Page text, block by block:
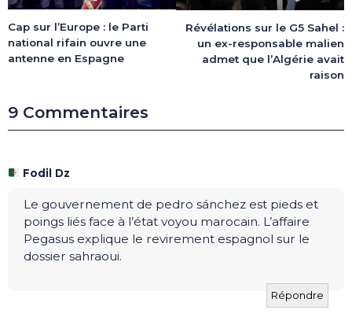
Cap sur l’Europe : le Parti
national rifain ouvre une
antenne en Espagne
Révélations sur le G5 Sahel :
un ex-responsable malien
admet que l’Algérie avait
raison
9 Commentaires
Fodil Dz
Le gouvernement de pedro sánchez est pieds et
poings liés face à l’état voyou marocain. L’affaire
Pegasus explique le revirement espagnol sur le
dossier sahraoui.
Répondre